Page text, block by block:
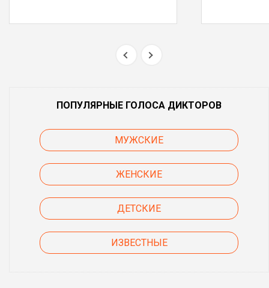
ПОПУЛЯРНЫЕ ГОЛОСА ДИКТОРОВ
МУЖСКИЕ
ЖЕНСКИЕ
ДЕТСКИЕ
ИЗВЕСТНЫЕ